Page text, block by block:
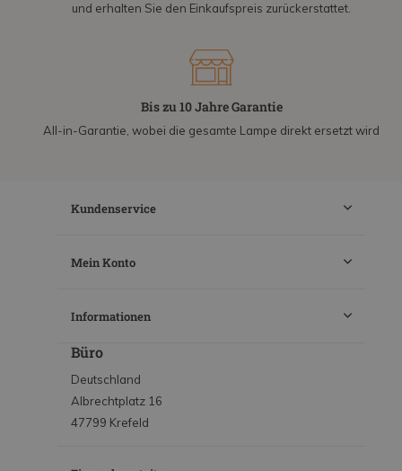
und erhalten Sie den Einkaufspreis zurückerstattet.
Bis zu 10 Jahre Garantie
All-in-Garantie, wobei die gesamte Lampe direkt ersetzt wird
Kundenservice
Mein Konto
Informationen
Büro
Deutschland
Albrechtplatz 16
47799 Krefeld